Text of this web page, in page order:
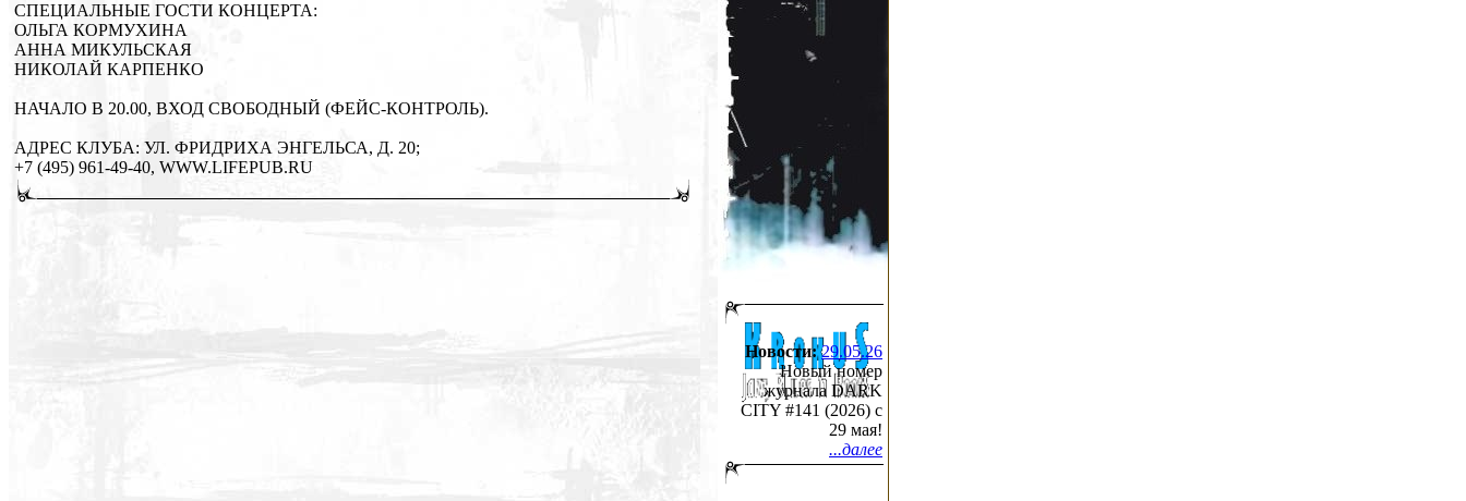
СПЕЦИАЛЬНЫЕ ГОСТИ КОНЦЕРТА:
ОЛЬГА КОРМУХИНА
АННА МИКУЛЬСКАЯ
НИКОЛАЙ КАРПЕНКО
НАЧАЛО В 20.00, ВХОД СВОБОДНЫЙ (ФЕЙС-КОНТРОЛЬ).
АДРЕС КЛУБА: УЛ. ФРИДРИХА ЭНГЕЛЬСА, Д. 20;
+7 (495) 961-49-40, WWW.LIFEPUB.RU
Новости:29.05.26
Новый номер
журнала DARK
CITY #141 (2026) c
29 мая!
...далее